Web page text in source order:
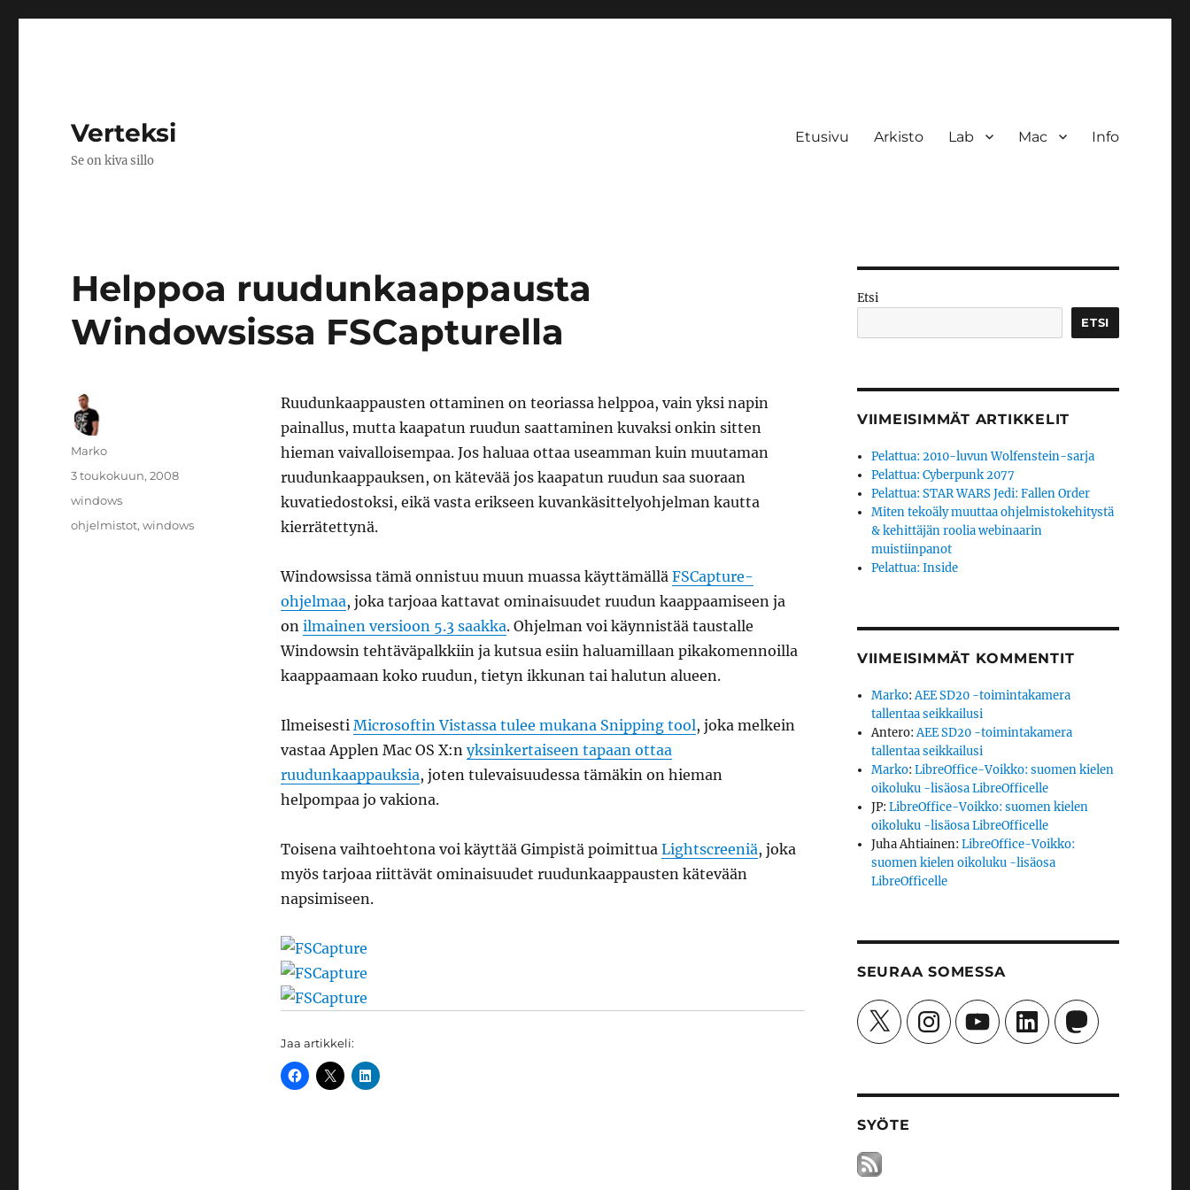
Verteksi
Se on kiva sillo
Etusivu Arkisto Lab Mac Info
Helppoa ruudunkaappausta
Windowsissa FSCapturella
Ruudunkaappausten ottaminen on teoriassa helppoa, vain yksi napin
painallus, mutta kaapatun ruudun saattaminen kuvaksi onkin sitten
hieman vaivalloisempaa. Jos haluaa ottaa useamman kuin muutaman
ruudunkaappauksen, on kätevää jos kaapatun ruudun saa suoraan
kuvatiedostoksi, eikä vasta erikseen kuvankäsittelyohjelman kautta
kierrätettynä.
Windowsissa tämä onnistuu muun muassa käyttämällä FSCapture-
ohjelmaa, joka tarjoaa kattavat ominaisuudet ruudun kaappaamiseen ja
on ilmainen versioon 5.3 saakka. Ohjelman voi käynnistää taustalle
Windowsin tehtäväpalkkiin ja kutsua esiin haluamillaan pikakomennoilla
kaappaamaan koko ruudun, tietyn ikkunan tai halutun alueen.
Ilmeisesti Microsoftin Vistassa tulee mukana Snipping tool, joka melkein
vastaa Applen Mac OS X:n yksinkertaiseen tapaan ottaa
ruudunkaappauksia, joten tulevaisuudessa tämäkin on hieman
helpompaa jo vakiona.
Toisena vaihtoehtona voi käyttää Gimpistä poimittua Lightscreeniä, joka
myös tarjoaa riittävät ominaisuudet ruudunkaappausten kätevään
napsimiseen.
Jaa artikkeli:
Kirjoittaja
Marko
Julkaistu
3 toukokuun, 2008
Kategoriat
windows
Avainsanat
ohjelmistot,windows
Etsi
ETSI
VIIMEISIMMÄT ARTIKKELIT
Pelattua: 2010-luvun Wolfenstein-sarja
Pelattua: Cyberpunk 2077
Pelattua: STAR WARS Jedi: Fallen Order
Miten tekoäly muuttaa ohjelmistokehitystä
& kehittäjän roolia webinaarin
muistiinpanot
Pelattua: Inside
VIIMEISIMMÄT KOMMENTIT
Marko:AEE SD20 -toimintakamera
tallentaa seikkailusi
Antero:AEE SD20 -toimintakamera
tallentaa seikkailusi
Marko:LibreOffice-Voikko: suomen kielen
oikoluku -lisäosa LibreOfficelle
JP:LibreOffice-Voikko: suomen kielen
oikoluku -lisäosa LibreOfficelle
Juha Ahtiainen:LibreOffice-Voikko:
suomen kielen oikoluku -lisäosa
LibreOfficelle
SEURAA SOMESSA
X InstagramYouTubeLinkedInMastodon
SYÖTE